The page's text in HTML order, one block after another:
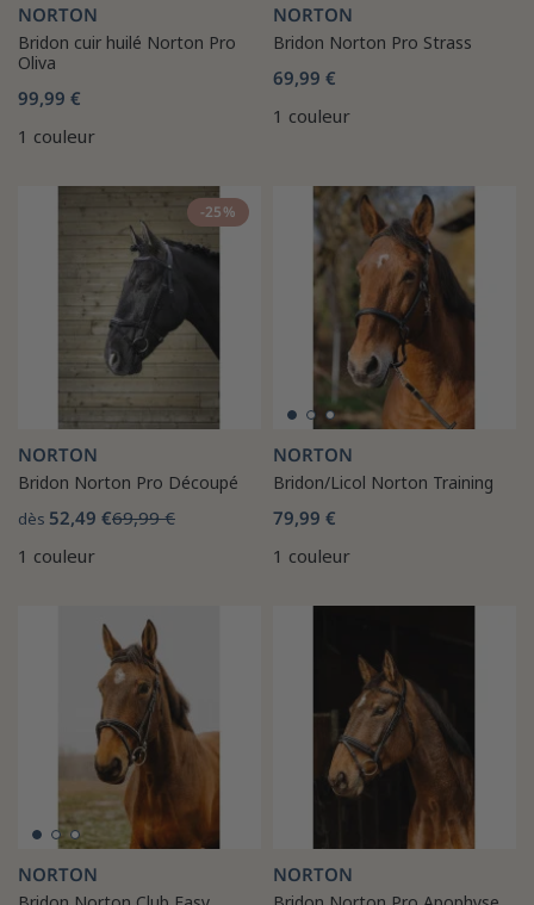
NORTON
Bridon cuir huilé Norton Pro
Oliva
99,99 €
1 couleur
NORTON
Bridon Norton Pro Strass
69,99 €
1 couleur
-25%
NORTON
Bridon Norton Pro Découpé
dès 52,49 €69,99 €
1 couleur
NORTON
Bridon/Licol Norton Training
79,99 €
1 couleur
NORTON NORTON